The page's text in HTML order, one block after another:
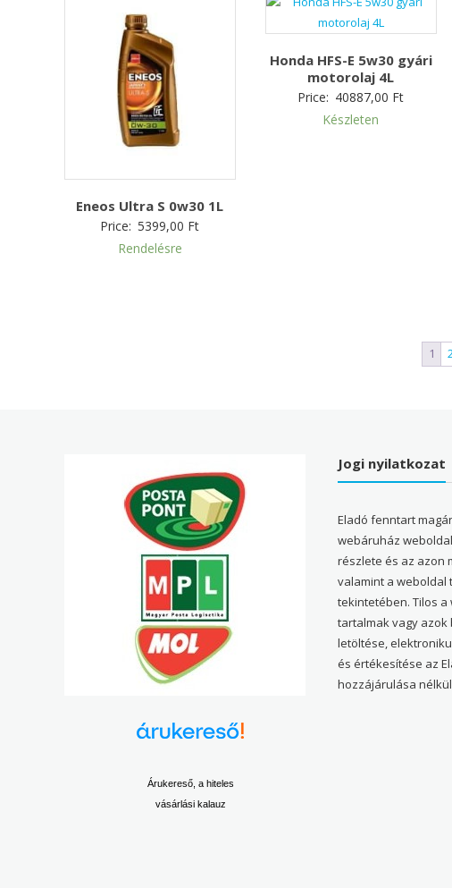
Eneos Ultra S 0w30 1L
Price: 5399,00 Ft
Rendelésre
Honda HFS-E 5w30 gyári
motorolaj 4L
Price: 40887,00 Ft
Készleten
1
Árukereső, a hiteles
vásárlási kalauz
Jogi nyilatkozat
Eladó fenntart
webáruház
részlete és az azon
valamint a
tekintetében. Tilos
tartalmak vagy
letöltése,
és értékesítése az
hozzájárulása